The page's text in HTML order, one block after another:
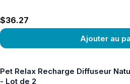
$36.27
Ajouter au
Pet Relax Recharge Diffuseur
- Lot de 2